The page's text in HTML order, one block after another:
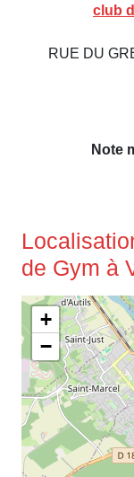
club
RUE DU
Note
de Gym à
+
−